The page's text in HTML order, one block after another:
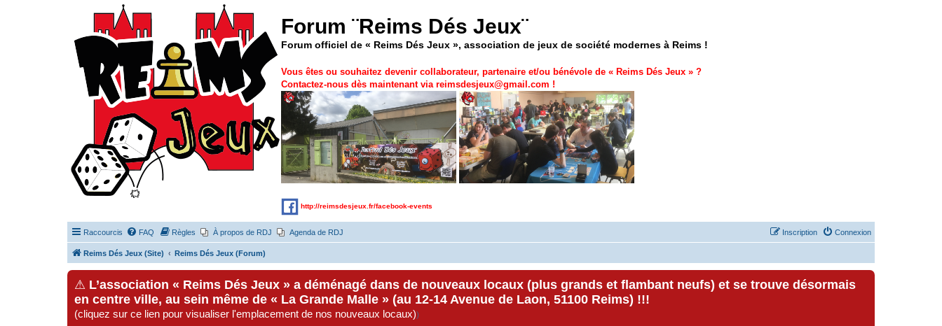
Forum ¨Reims Dés Jeux¨
Forum officiel de « Reims Dés Jeux », association de jeux de société modernes à Reims !
Vous êtes ou souhaitez devenir collaborateur, partenaire et/ou bénévole de « Reims Dés Jeux » ?
Contactez-nous dès maintenant via reimsdesjeux@gmail.com !
http://reimsdesjeux.fr/facebook-events
Raccourcis FAQ Règles À propos de RDJ Agenda de RDJ Connexion
Inscription
Reims Dés Jeux (Site) Reims Dés Jeux (Forum)
⚠ L’association « Reims Dés Jeux » a déménagé dans de nouveaux locaux (plus grands et flambant neufs) et se trouve désormais
en centre ville, au sein même de « La Grande Malle » (au 12-14 Avenue de Laon, 51100 Reims) !!!
(cliquez sur ce lien pour visualiser l'emplacement de nos nouveaux locaux))